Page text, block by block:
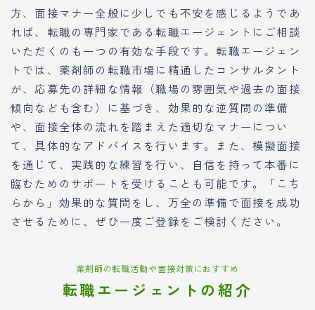
方、面接マナー全般に少しでも不安を感じるようであ
れば、転職の専門家である転職エージェントにご相談
いただくのも一つの有効な手段です。転職エージェン
トでは、薬剤師の転職市場に精通したコンサルタント
が、応募先の詳細な情報（職場の雰囲気や過去の面接
傾向なども含む）に基づき、効果的な逆質問の準備
や、面接全体の流れを踏まえた適切なマナーについ
て、具体的なアドバイスを行います。また、模擬面接
を通じて、実践的な練習を行い、自信を持って本番に
臨むためのサポートを受けることも可能です。「こち
らから」効果的な質問をし、万全の準備で面接を成功
させるために、ぜひ一度ご登録をご検討ください。
薬剤師の転職活動や面接対策におすすめ
転職エージェントの紹介